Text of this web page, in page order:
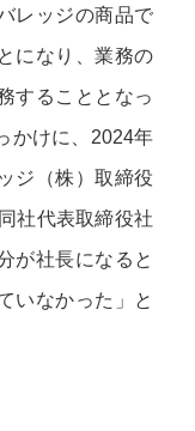
レッジの商品で
になり、業務の
することとなっ
かけに、2024年
ジ（株）取締役
社代表取締役社
が社長になると
いなかった」と